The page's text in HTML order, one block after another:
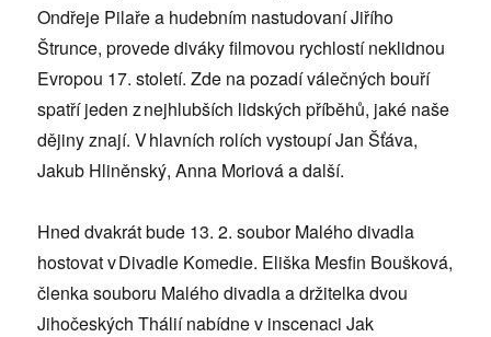
Ondřeje Pilaře a hudebním nastudovaní Jiřího
Štrunce, provede diváky filmovou rychlostí neklidnou
Evropou 17. století. Zde na pozadí válečných bouří
spatří jeden z nejhlubších lidských příběhů, jaké naše
dějiny znají. V hlavních rolích vystoupí Jan Šťáva,
Jakub Hliněnský, Anna Moriová a další.
Hned dvakrát bude 13. 2. soubor Malého divadla
hostovat v Divadle Komedie. Eliška Mesfin Boušková,
členka souboru Malého divadla a držitelka dvou
Jihočeských Thálií nabídne v inscenaci Jak